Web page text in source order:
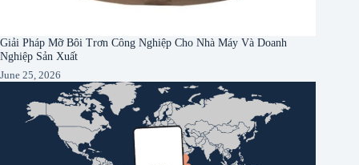
Giải Pháp Mỡ Bôi Trơn Công Nghiệp Cho Nhà Máy Và Doanh
Nghiệp Sản Xuất
June 25, 2026